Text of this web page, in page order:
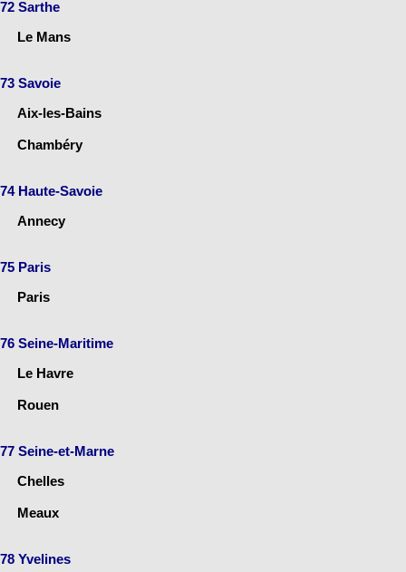
72 Sarthe
Le Mans
73 Savoie
Aix-les-Bains
Chambéry
74 Haute-Savoie
Annecy
75 Paris
Paris
76 Seine-Maritime
Le Havre
Rouen
77 Seine-et-Marne
Chelles
Meaux
78 Yvelines